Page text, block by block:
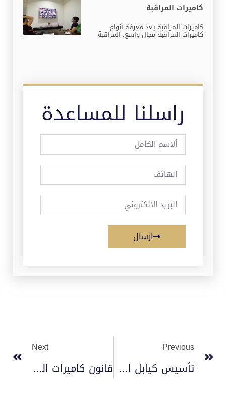
كاميرات المراقبة
كاميرات المراقبة يعد معرفة أنواع
كاميرات المراقبة مجال واسع. المراقبة
راسلنا للمساعدة
ارسال
Previous
تأسيس كيابل الانتركم في منازل 2023
Next
قانون كاميرات المراقبة الأمنية 2023